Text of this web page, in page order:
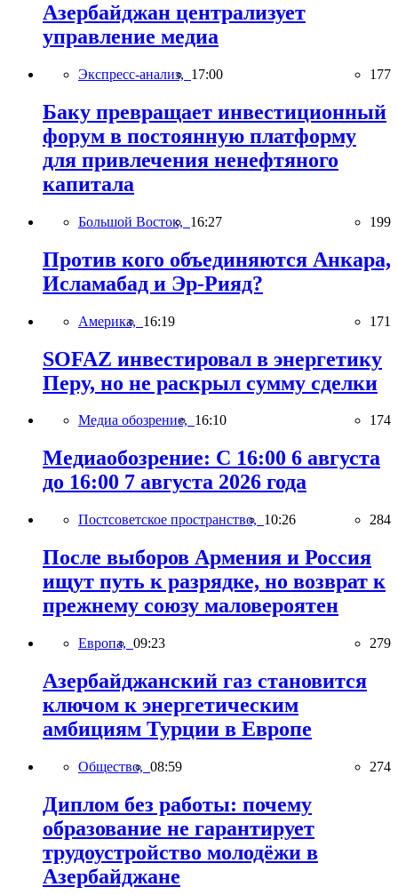
Азербайджан централизует
управление медиа
Экспресс-анализ, 17:00 177
Баку превращает инвестиционный
форум в постоянную платформу
для привлечения ненефтяного
капитала
Большой Восток, 16:27 199
Против кого объединяются Анкара,
Исламабад и Эр-Рияд?
Америка, 16:19 171
SOFAZ инвестировал в энергетику
Перу, но не раскрыл сумму сделки
Медиа обозрение, 16:10 174
Медиаобозрение: С 16:00 6 августа
до 16:00 7 августа 2026 года
Постсоветское пространство, 10:26 284
После выборов Армения и Россия
ищут путь к разрядке, но возврат к
прежнему союзу маловероятен
Европа, 09:23 279
Азербайджанский газ становится
ключом к энергетическим
амбициям Турции в Европе
Общество, 08:59 274
Диплом без работы: почему
образование не гарантирует
трудоустройство молодёжи в
Азербайджане